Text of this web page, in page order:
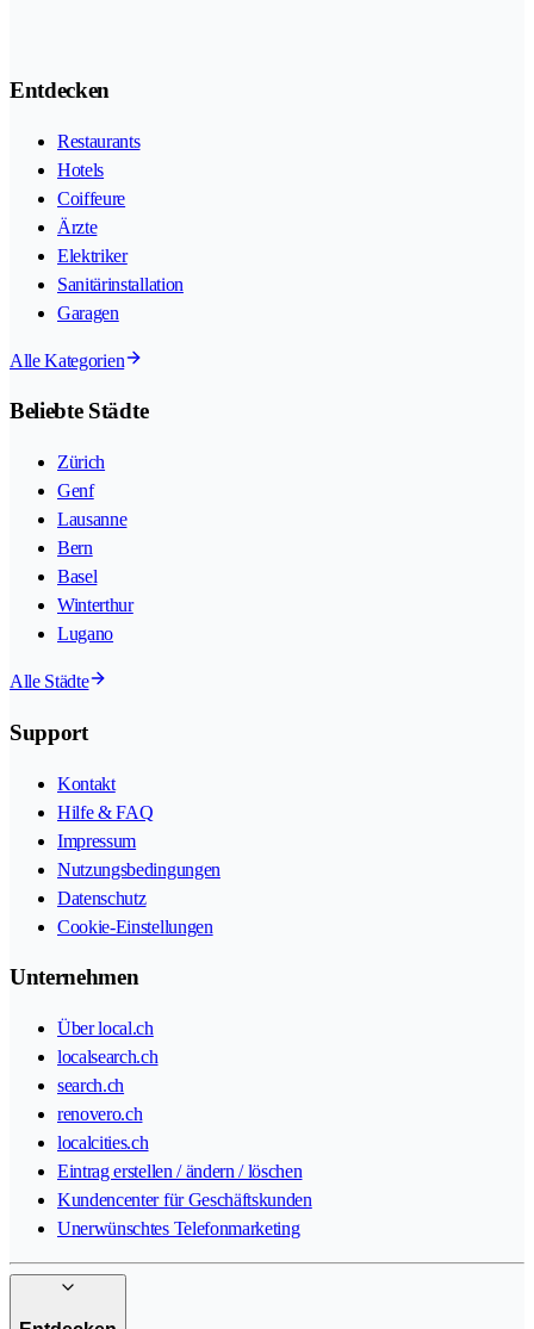
Entdecken
Restaurants
Hotels
Coiffeure
Ärzte
Elektriker
Sanitärinstallation
Garagen
Alle Kategorien
Beliebte Städte
Zürich
Genf
Lausanne
Bern
Basel
Winterthur
Lugano
Alle Städte
Support
Kontakt
Hilfe & FAQ
Impressum
Nutzungsbedingungen
Datenschutz
Cookie-Einstellungen
Unternehmen
Über local.ch
localsearch.ch
search.ch
renovero.ch
localcities.ch
Eintrag erstellen / ändern / löschen
Kundencenter für Geschäftskunden
Unerwünschtes Telefonmarketing